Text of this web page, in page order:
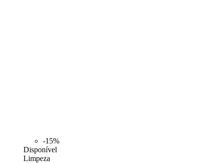
-15%
Disponível
Limpeza